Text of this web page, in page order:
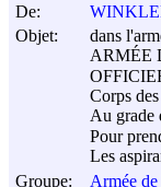
De:
Objet:
dans
ARMÉE
Corps
Au grade
Pour
Les
Groupe:
Armée